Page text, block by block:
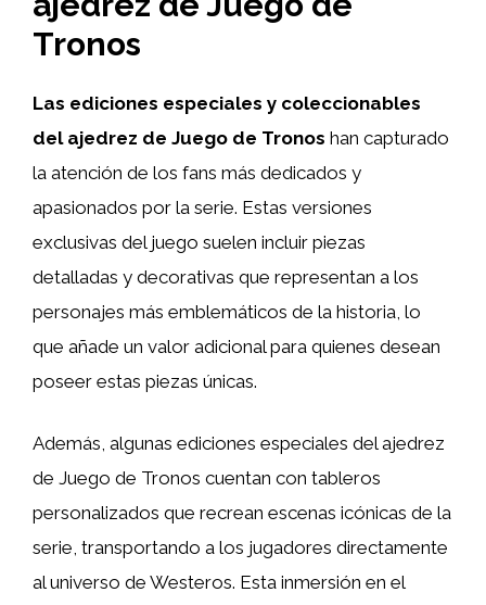
Tronos
Las ediciones especiales y coleccionables
del ajedrez de Juego de Tronos han capturado
la atención de los fans más dedicados y
apasionados por la serie. Estas versiones
exclusivas del juego suelen incluir piezas
detalladas y decorativas que representan a los
personajes más emblemáticos de la historia, lo
que añade un valor adicional para quienes desean
poseer estas piezas únicas.
Además, algunas ediciones especiales del ajedrez
de Juego de Tronos cuentan con tableros
personalizados que recrean escenas icónicas de la
serie, transportando a los jugadores directamente
al universo de Westeros. Esta inmersión en el